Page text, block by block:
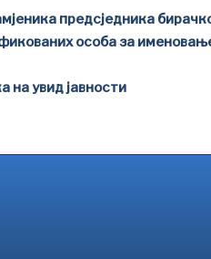
предсједника
особа за
на увид јавности